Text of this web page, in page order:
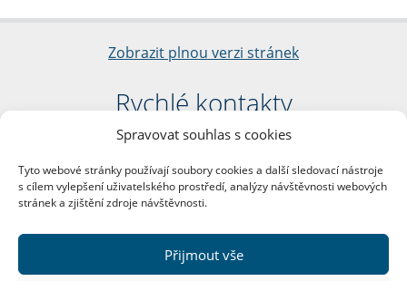
Spravovat souhlas s cookies
Tyto webové stránky používají soubory cookies a další sledovací nástroje
s cílem vylepšení uživatelského prostředí, analýzy návštěvnosti webových
stránek a zjištění zdroje návštěvnosti.
Přijmout vše
Zobrazit plnou verzi stránek
Rychlé kontakty
Filozofická fakulta
nám. Jana Palacha 1/2
116 38 Praha 1
DIČ: CZ00216208